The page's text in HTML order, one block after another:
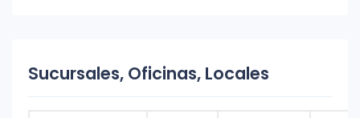
Sucursales, Oficinas, Locales